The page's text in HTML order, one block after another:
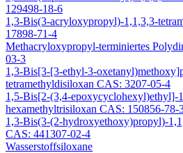
129498-18-6
1,3-Bis(3-acryloxypropyl)-1,1,3,3-
17898-71-4
Methacryloxypropyl-terminiertes
03-3
1,3-Bis[3-[3-ethyl-3-
tetramethyldisiloxan CAS: 3207-05-4
1,5-Bis[2-(3,4-epoxycyclohexyl)ethyl]-
hexamethyltrisiloxan CAS: 150856-78-
1,3-Bis(3-(2-hydroxyethoxy)propyl)-
CAS: 441307-02-4
Wasserstoffsiloxane